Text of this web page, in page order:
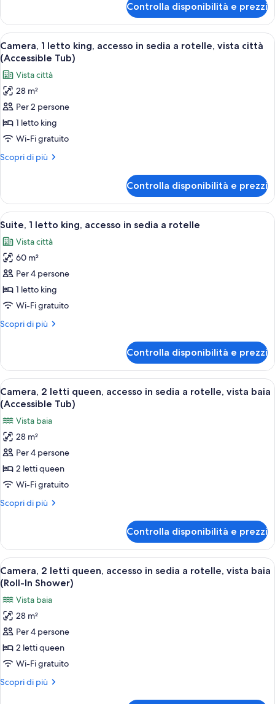
ai
disabili
(Mobility)
Deluxe,
letti
queen,
accessibile
ai
disabili
(Mobility)
Controlla disponibilità e prezzi
Apri
tutte
le
foto
per
Camera,
1
letto
king,
accesso
sedia
rotelle,
vista
città
(Accessible
Tub)
Una camera da letto con parete in
9
Camera, 1 letto king, accesso in sedia a rotelle, vista città
(Accessible Tub)
Vista città
28 m²
Per 2 persone
1 letto king
Wi-Fi gratuito
Scopri di più
Altri
1
letto
king,
in
sedia
rotelle,
vista
città
(Accessible
Tub)
Controlla disponibilità e prezzi
Apri
tutte
le
foto
per
Suite,
1
king,
sedia
a
rotelle
Camera d'albergo con un letto
10
Suite, 1 letto king, accesso in sedia a rotelle
Vista città
60 m²
Per 4 persone
1 letto king
Wi-Fi gratuito
Scopri di più
Altri
1
letto
king,
accesso
in
sedia
a
rotelle
Controlla disponibilità e prezzi
Apri
tutte
le
foto
per
Camera,
2
letti
queen,
accesso
sedia
rotelle,
vista
baia
(Accessible
Tub)
Camera d'albergo con parete in
13
Camera, 2 letti queen, accesso in sedia a rotelle, vista baia
(Accessible Tub)
Vista baia
28 m²
Per 4 persone
2 letti queen
Wi-Fi gratuito
Scopri di più
Altri
2
letti
queen,
accesso
in
sedia
a
rotelle,
vista
baia
Tub)
Controlla disponibilità e prezzi
Apri
tutte
le
foto
per
Camera,
2
letti
queen,
accesso
Camera d'albergo con parete in
14
Camera, 2 letti queen, accesso in sedia a rotelle, vista baia
(Roll-In Shower)
Vista baia
28 m²
Per 4 persone
2 letti queen
Wi-Fi gratuito
Scopri di più
Altri